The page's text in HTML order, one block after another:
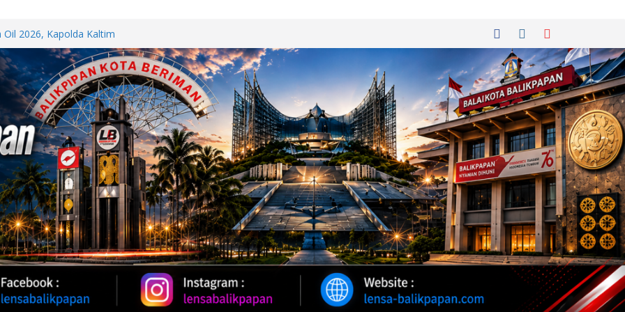
2026, Kapolda Kaltim
Karhutla
SIDO REJO RT 62 GRAHA
KEBERSAMAAN DAN
RUTIN GELAR ARISAN
POLDA KALTIM
KEBUGARAN PERSONEL